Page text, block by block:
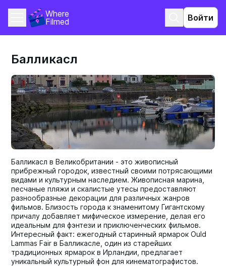
Where
Filmed
Войти
Балликасл
Балликасл в Великобритании - это живописный
прибрежный городок, известный своими потрясающими
видами и культурным наследием. Живописная марина,
песчаные пляжи и скалистые утесы предоставляют
разнообразные декорации для различных жанров
фильмов. Близость города к знаменитому Гигантскому
причалу добавляет мифическое измерение, делая его
идеальным для фэнтези и приключенческих фильмов.
Интересный факт: ежегодный старинный ярмарок Ould
Lammas Fair в Балликасле, один из старейших
традиционных ярмарок в Ирландии, предлагает
уникальный культурный фон для кинематографистов.